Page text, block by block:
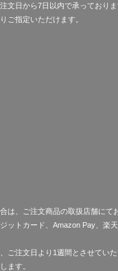
文日から7日以内で承っておりま
ご指定いただけます。
は、ご注文商品の取扱店舗にて
ットカード、Amazon Pay、楽
ご注文日より1週間とさせてい
ます。